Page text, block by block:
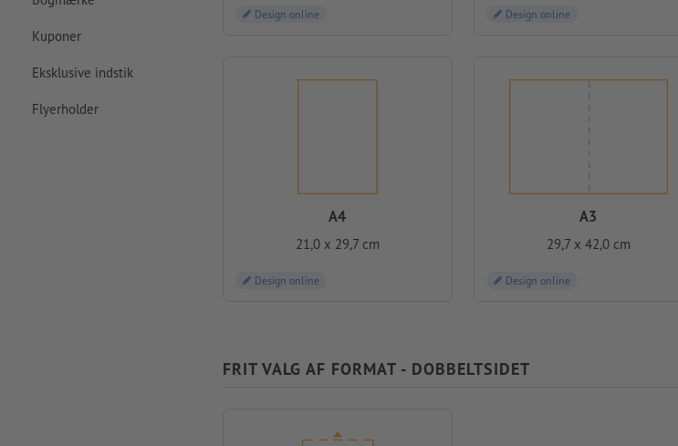
Kuponer
Eksklusive indstik
Flyerholder
Design online Design online
A4
21,0 x 29,7 cm
Design online
A3
29,7 x 42,0 cm
Design online
FRIT VALG AF FORMAT - DOBBELTSIDET